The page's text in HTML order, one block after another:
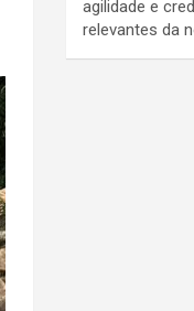
agilidade e
relevantes da